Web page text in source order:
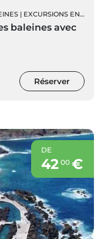
| EXCURSIONS EN BATEAU
baleines avec
Réserver
DE
42 00€